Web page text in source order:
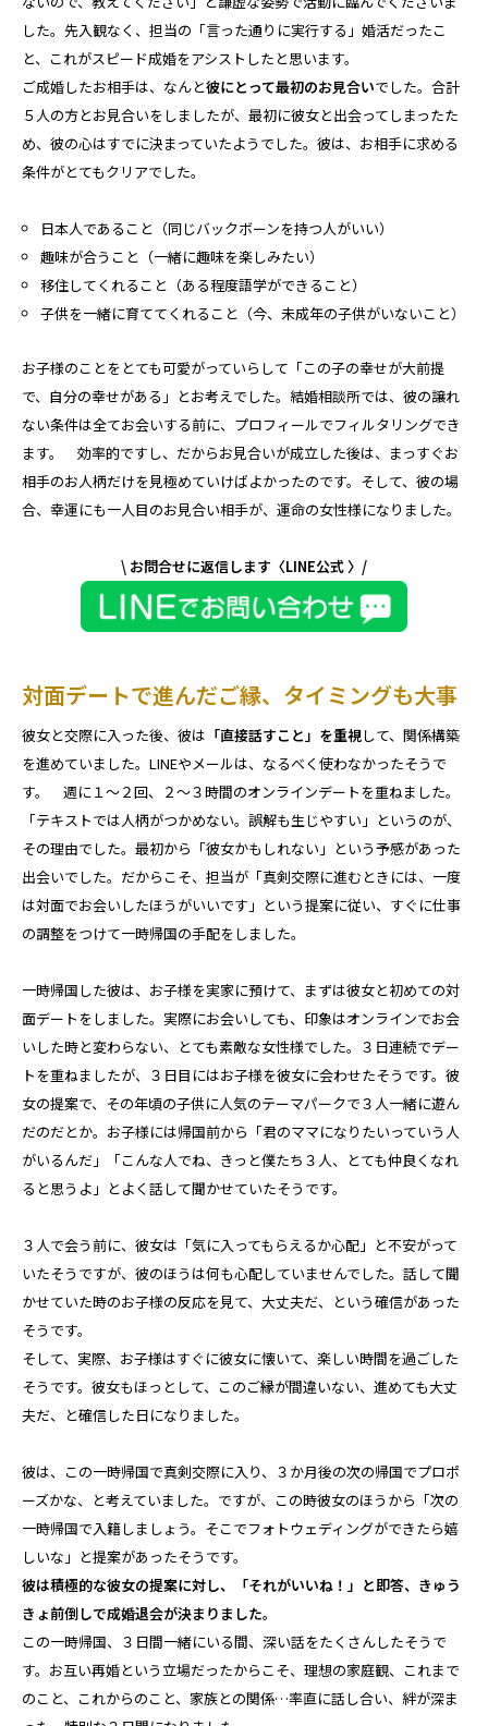
した。先入観なく、担当の「言った通りに実行する」婚活だったこ
と、これがスピード成婚をアシストしたと思います。
ご成婚したお相手は、なんと彼にとって最初のお見合いでした。合計
５人の方とお見合いをしましたが、最初に彼女と出会ってしまったた
め、彼の心はすでに決まっていたようでした。彼は、お相手に求める
条件がとてもクリアでした。
日本人であること（同じバックボーンを持つ人がいい）
趣味が合うこと（一緒に趣味を楽しみたい）
移住してくれること（ある程度語学ができること）
子供を一緒に育ててくれること（今、未成年の子供がいないこと）
お子様のことをとても可愛がっていらして「この子の幸せが大前提
で、自分の幸せがある」とお考えでした。結婚相談所では、彼の譲れ
ない条件は全てお会いする前に、プロフィールでフィルタリングでき
ます。 効率的ですし、だからお見合いが成立した後は、まっすぐお
相手のお人柄だけを見極めていけばよかったのです。そして、彼の場
合、幸運にも一人目のお見合い相手が、運命の女性様になりました。
\ お問合せに返信します〈LINE公式 〉/
対面デートで進んだご縁、タイミングも大事
彼女と交際に入った後、彼は 「直接話すこと」を重視して、関係構築
を進めていました。LINEやメールは、なるべく使わなかったそうで
す。 週に１～２回、２～３時間のオンラインデートを重ねました。
「テキストでは人柄がつかめない。誤解も生じやすい」というのが、
その理由でした。最初から「彼女かもしれない」という予感があった
出会いでした。だからこそ、担当が「真剣交際に進むときには、一度
は対面でお会いしたほうがいいです」という提案に従い、すぐに仕事
の調整をつけて一時帰国の手配をしました。
一時帰国した彼は、お子様を実家に預けて、まずは彼女と初めての対
面デートをしました。実際にお会いしても、印象はオンラインでお会
いした時と変わらない、とても素敵な女性様でした。３日連続でデー
トを重ねましたが、３日目にはお子様を彼女に会わせたそうです。彼
女の提案で、その年頃の子供に人気のテーマパークで３人一緒に遊ん
だのだとか。お子様には帰国前から「君のママになりたいっていう人
がいるんだ」「こんな人でね、きっと僕たち３人、とても仲良くなれ
ると思うよ」とよく話して聞かせていたそうです。
３人で会う前に、彼女は「気に入ってもらえるか心配」と不安がって
いたそうですが、彼のほうは何も心配していませんでした。話して聞
かせていた時のお子様の反応を見て、大丈夫だ、という確信があった
そうです。
そして、実際、お子様はすぐに彼女に懐いて、楽しい時間を過ごした
そうです。彼女もほっとして、このご縁が間違いない、進めても大丈
夫だ、と確信した日になりました。
彼は、この一時帰国で真剣交際に入り、３か月後の次の帰国でプロポ
ーズかな、と考えていました。ですが、この時彼女のほうから「次の
一時帰国で入籍しましょう。そこでフォトウェディングができたら嬉
しいな」と提案があったそうです。
彼は積極的な彼女の提案に対し、「それがいいね！」と即答、きゅう
きょ前倒しで成婚退会が決まりました。
この一時帰国、３日間一緒にいる間、深い話をたくさんしたそうで
す。お互い再婚という立場だったからこそ、理想の家庭観、これまで
のこと、これからのこと、家族との関係…率直に話し合い、絆が深ま